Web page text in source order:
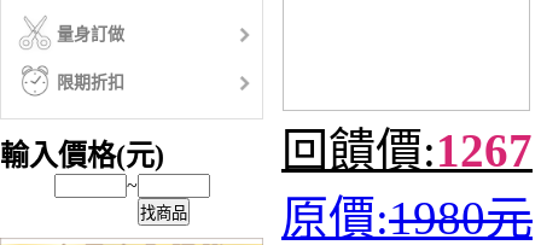
量身訂做
限期折扣
輸入價格(元)
~
找商品
回饋價:1267
原價:1980元